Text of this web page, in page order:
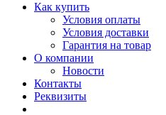
Как купить
Условия оплаты
Условия доставки
Гарантия на товар
О компании
Новости
Контакты
Реквизиты